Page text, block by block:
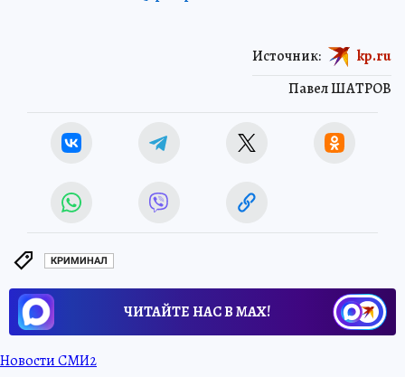
Павел ШАТРОВ
Источник: kp.ru
КРИМИНАЛ
ЧИТАЙТЕ НАС В МАХ!
Новости СМИ2